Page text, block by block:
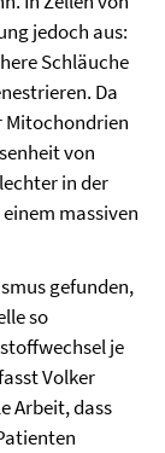
jedoch aus:
Schläuche
Da
Mitochondrien
von
in der
massiven
gefunden,
so
je
Volker
Arbeit, dass